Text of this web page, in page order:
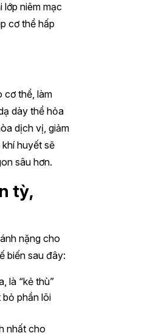
lớp niêm mạc
cơ thể hấp
cơ thể, làm
dày thể hỏa
dịch vị, giảm
huyết sẽ
sâu hơn.
tỳ,
nặng cho
biến sau đây:
là “kẻ thù”
phần lõi
nhất cho